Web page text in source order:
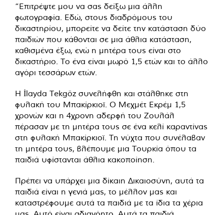
“Επιτρέψτε μου να σας δείξω μια άλλη
φωτογραφία. Εδώ, στους διαδρόμους του
δικαστηρίου, μπορείτε να δείτε την κατάσταση δύο
παιδιών που κάθονται σε μια άθλια κατάσταση,
καθισμένα έξω, ενώ η μητέρα τους είναι στο
δικαστήριο. Το ένα είναι μωρό 1,5 ετών και το άλλο
αγόρι τεσσάρων ετών.
Η İlayda Tekgöz συνελήφθη και στάλθηκε στη
φυλακή του Μπακίρκιοϊ. Ο Μεχμέτ Εκρέμ 1,5
χρονών και η 4χρονη αδερφή του Ζουλάλ
πέρασαν με τη μητέρα τους σε ένα κελί καραντίνας
στη φυλακή Μπακίρκιοϊ. Τη νύχτα που συνέλαβαν
τη μητέρα τους, βλέπουμε μια Τουρκία όπου τα
παιδιά υφίστανται άθλια κακοποίηση.
Πρέπει να υπάρχει μια δίκαιη Δικαιοσύνη, αυτά τα
παιδιά είναι η γενιά μας, το μέλλον μας και
καταστρέφουμε αυτά τα παιδιά με τα ίδια τα χέρια